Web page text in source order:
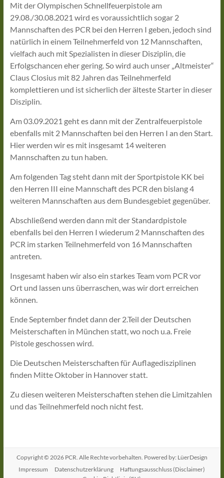
Mit der Olympischen Schnellfeuerpistole am
29.08./30.08.2021 wird es voraussichtlich sogar 2
Mannschaften des PCR bei den Herren I geben, jedoch sind
natürlich in einem Teilnehmerfeld von 12 Mannschaften,
vielfach auch mit Spezialisten in dieser Disziplin, die
Erfolgschancen eher gering. So wird auch unser „Altmeister“
Claus Closius mit 82 Jahren das Teilnehmerfeld
komplettieren und ist sicherlich der älteste Starter in dieser
Disziplin.
Am 03.09.2021 geht es dann mit der Zentralfeuerpistole
ebenfalls mit 2 Mannschaften bei den Herren I an den Start.
Hier werden wir es mit insgesamt 14 weiteren
Mannschaften zu tun haben.
Am folgenden Tag steht dann mit der Sportpistole KK bei
den Herren III eine Mannschaft des PCR den bislang 4
weiteren Mannschaften aus dem Bundesgebiet gegenüber.
Abschließend werden dann mit der Standardpistole
ebenfalls bei den Herren I wiederum 2 Mannschaften des
PCR im starken Teilnehmerfeld von 16 Mannschaften
antreten.
Insgesamt haben wir also ein starkes Team vom PCR vor
Ort und lassen uns überraschen, was wir dort erreichen
können.
Ende September findet dann der 2.Teil der Deutschen
Meisterschaften in München statt, wo noch u.a. Freie
Pistole geschossen wird.
Die Deutschen Meisterschaften für Auflagedisziplinen
finden Mitte Oktober in Hannover statt.
Zu diesen weiteren Meisterschaften stehen die Limitzahlen
und das Teilnehmerfeld noch nicht fest.
Copyright © 2026 PCR. Alle Rechte vorbehalten. Powered by: LüerDesign
Impressum
Datenschutzerklärung
Haftungsausschluss (Disclaimer)